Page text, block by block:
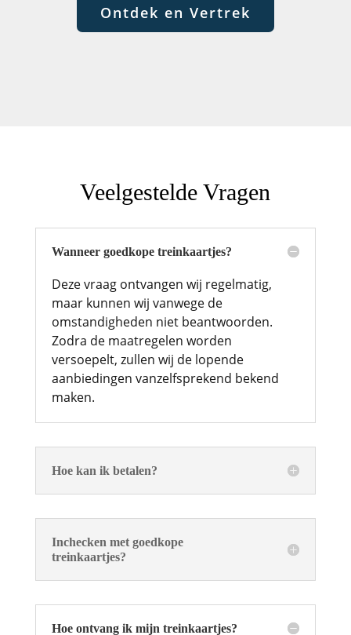
Ontdek en Vertrek
Veelgestelde Vragen
Wanneer goedkope treinkaartjes?
Deze vraag ontvangen wij regelmatig,
maar kunnen wij vanwege de
omstandigheden niet beantwoorden.
Zodra de maatregelen worden
versoepelt, zullen wij de lopende
aanbiedingen vanzelfsprekend bekend
maken.
Hoe kan ik betalen?
Inchecken met goedkope
treinkaartjes?
Hoe ontvang ik mijn treinkaartjes?